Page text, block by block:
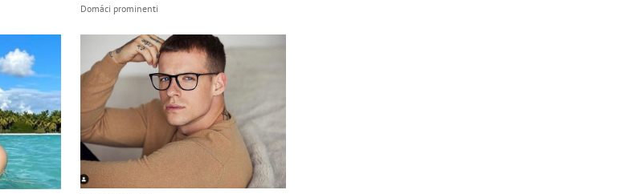
Domáci prominenti